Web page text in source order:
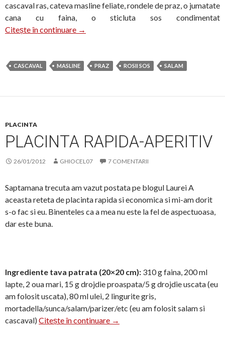
cascaval ras, cateva masline feliate, rondele de praz, o jumatate
cana cu faina, o sticluta sos condimentat
Citește în continuare Pizza turnata
→
CASCAVAL MASLINE PRAZ ROSII SOS SALAM
PLACINTA
PLACINTA RAPIDA-APERITIV
26/01/2012 GHIOCEL07 7 COMENTARII
Saptamana trecuta am vazut postata pe blogul Laurei A
aceasta reteta de placinta rapida si economica si mi-am dorit
s-o fac si eu. Binenteles ca a mea nu este la fel de aspectuoasa,
dar este buna.
Ingrediente tava patrata (20×20 cm): 310 g faina, 200 ml
lapte, 2 oua mari, 15 g drojdie proaspata/5 g drojdie uscata (eu
am folosit uscata), 80 ml ulei, 2 lingurite gris,
mortadella/sunca/salam/parizer/etc (eu am folosit salam si
cascaval) Citește în continuare Placinta rapida-aperitiv
→